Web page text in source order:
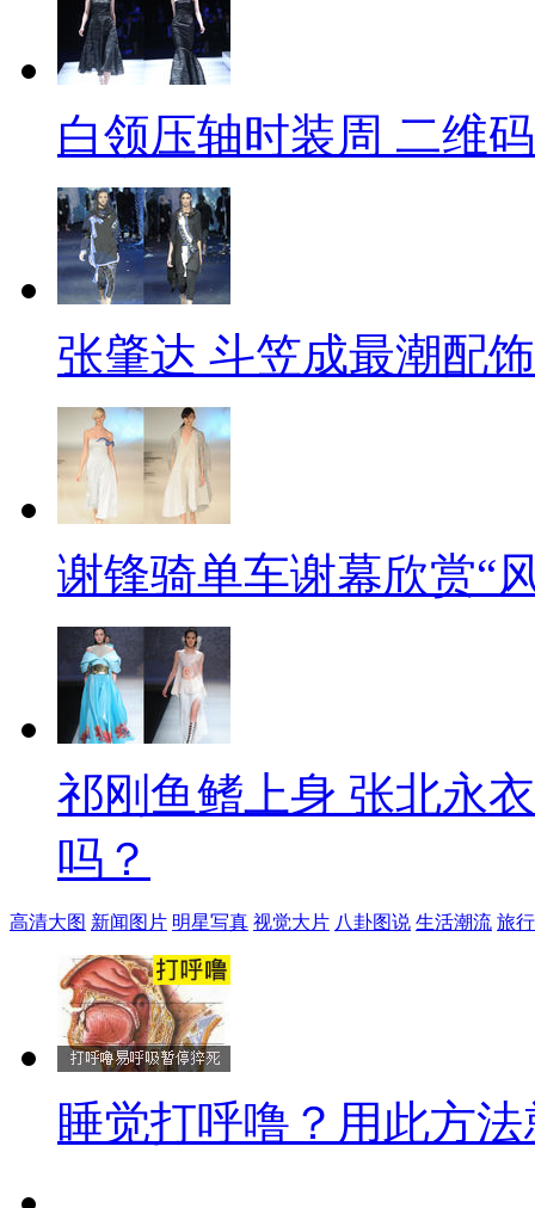
白领压轴时装周 二维
张肇达 斗笠成最潮配
谢锋骑单车谢幕欣赏“
祁刚鱼鳍上身 张北永
吗？
高清大图 新闻图片 明星写真 视觉大片 八卦图说 生活潮流 旅
睡觉打呼噜？用此方